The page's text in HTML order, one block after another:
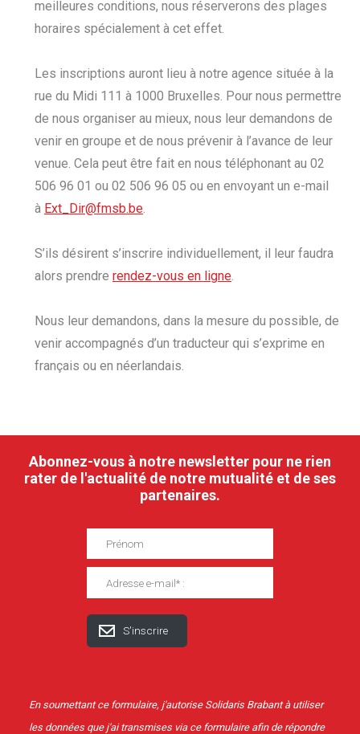
meilleures conditions, nous réserverons des plages
horaires spécialement à cet effet.
Les inscriptions auront lieu à notre agence située à la
rue du Midi 111 à 1000 Bruxelles. Pour nous permettre
de nous organiser au mieux, nous leur demandons de
venir en groupe et de nous prévenir à l’avance de leur
venue. Cela peut être fait en nous téléphonant au 02
506 96 01 ou 02 506 96 05 ou en envoyant un e-mail
à Ext_Dir@fmsb.be.
S’il s désirent s’inscrire individuellement, il leur faudra
alors prendre rendez-vous en ligne.
Nous leur demandons, dans la mesure du possible, de
venir accompagnés d’un traducteur qui s’exprime en
français ou en néerlandais.
Abonnez-vous à notre newsletter pour ne rien
rater de l'actualité de notre mutualité et de ses
partenaires.
En soumettant ce formulaire, j'autorise Solidaris Brabant à utiliser
les données que j'ai transmises via ce formulaire afin de répondre